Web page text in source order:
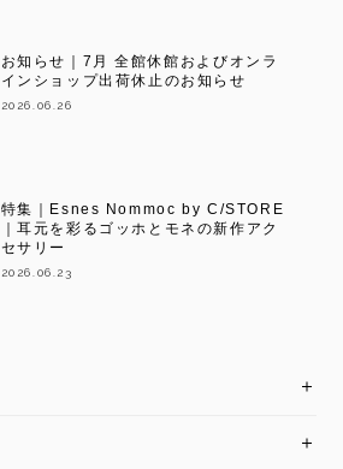
お知らせ｜7月 全館休館およびオンラ
インショップ出荷休止のお知らせ
2026.06.26
特集｜Esnes Nommoc by C/STORE
｜耳元を彩るゴッホとモネの新作アク
セサリー
2026.06.23